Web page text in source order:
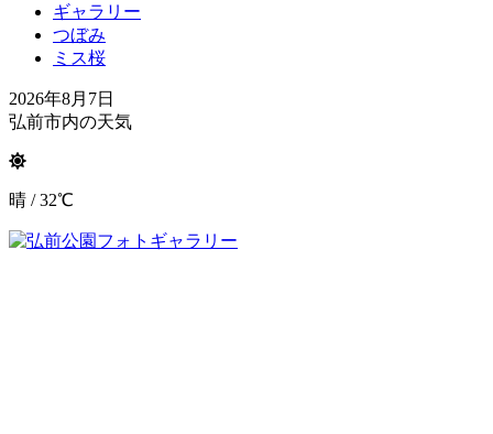
ギャラリー
つぼみ
ミス桜
2026年8月7日
弘前市内の天気
晴 / 32℃